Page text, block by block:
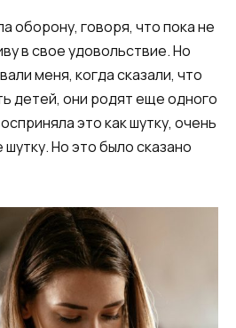
оборону, говоря, что пока не
в свое удовольствие. Но
меня, когда сказали, что
детей, они родят еще одного
это как шутку, очень
Но это было сказано